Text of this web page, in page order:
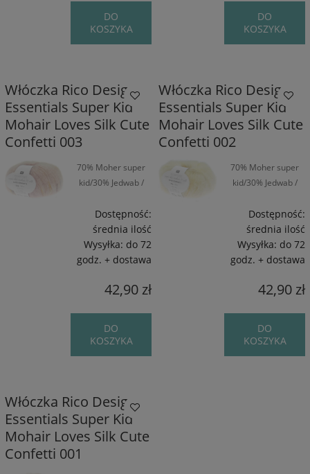
DO
KOSZYKA
DO
KOSZYKA
Włóczka Rico Design
Essentials Super Kid
Mohair Loves Silk Cute
Confetti 003
70% Moher super
kid/30% Jedwab /
Dostępność:
średnia ilość
Wysyłka: do 72
godz. + dostawa
42,90 zł
DO
KOSZYKA
Włóczka Rico Design
Essentials Super Kid
Mohair Loves Silk Cute
Confetti 002
70% Moher super
kid/30% Jedwab /
Dostępność:
średnia ilość
Wysyłka: do 72
godz. + dostawa
42,90 zł
DO
KOSZYKA
Włóczka Rico Design
Essentials Super Kid
Mohair Loves Silk Cute
Confetti 001